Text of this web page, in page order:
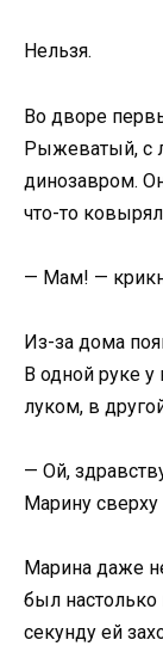
Нельзя.
Во дворе
Рыжеватый, с
динозавром.
что-то
— Мам! —
Из-за дома
В одной руке
луком, в
— Ой,
Марину
Марина даже
был настолько
секунду ей